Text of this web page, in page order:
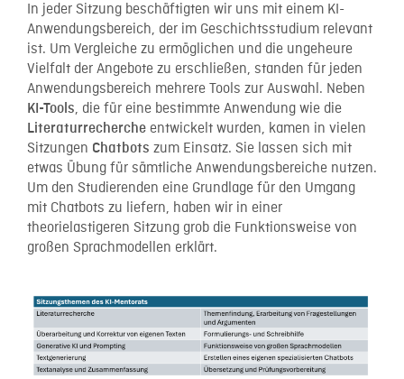
In jeder Sitzung beschäftigten wir uns mit einem KI-
Anwendungsbereich, der im Geschichtsstudium relevant
ist. Um Vergleiche zu ermöglichen und die ungeheure
Vielfalt der Angebote zu erschließen, standen für jeden
Anwendungsbereich mehrere Tools zur Auswahl. Neben
KI-Tools, die für eine bestimmte Anwendung wie die
Literaturrecherche entwickelt wurden, kamen in vielen
Sitzungen Chatbots zum Einsatz. Sie lassen sich mit
etwas Übung für sämtliche Anwendungsbereiche nutzen.
Um den Studierenden eine Grundlage für den Umgang
mit Chatbots zu liefern, haben wir in einer
theorielastigeren Sitzung grob die Funktionsweise von
großen Sprachmodellen erklärt.